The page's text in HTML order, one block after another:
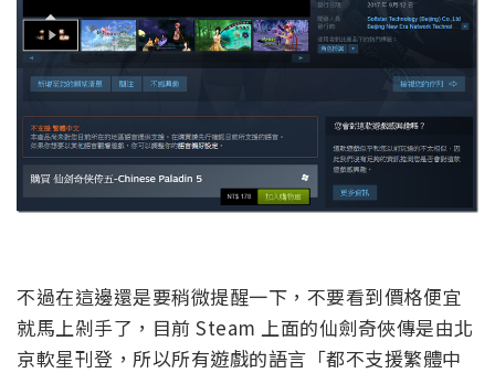
不過在這邊還是要稍微提醒一下，不要看到價格便宜
就馬上剁手了，目前 Steam 上面的仙劍奇俠傳是由北
京軟星刊登，所以所有遊戲的語言「都不支援繁體中